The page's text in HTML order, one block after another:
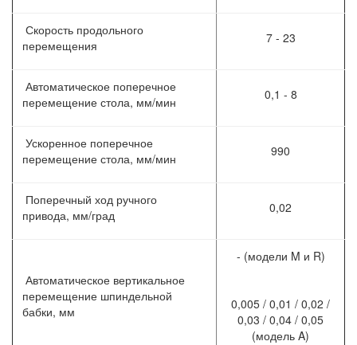
Скорость продольного
перемещения
7 - 23
Автоматическое поперечное
перемещение стола, мм/мин
0,1 - 8
Ускоренное поперечное
перемещение стола, мм/мин
990
Поперечный ход ручного
привода, мм/град
0,02
Автоматическое вертикальное
перемещение шпиндельной
бабки, мм
- (модели M и R)
0,005 / 0,01 / 0,02 /
0,03 / 0,04 / 0,05
(модель A)